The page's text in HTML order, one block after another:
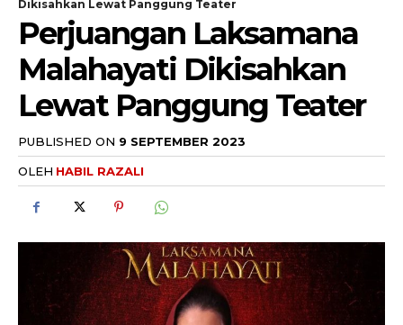
Dikisahkan Lewat Panggung Teater
Perjuangan Laksamana
Malahayati Dikisahkan
Lewat Panggung Teater
PUBLISHED ON 9 SEPTEMBER 2023
OLEH HABIL RAZALI